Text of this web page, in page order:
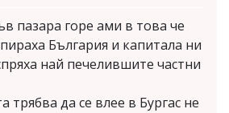
пазара горе ами в това че
България и капитала ни
най печелившите частни
трябва да се влее в Бургас не